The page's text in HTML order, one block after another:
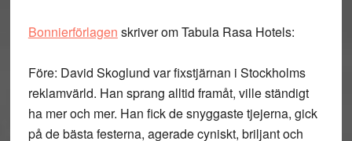
Bonnierförlagen skriver om Tabula Rasa Hotels:
Före: David Skoglund var fixstjärnan i Stockholms
reklamvärld. Han sprang alltid framåt, ville ständigt
ha mer och mer. Han fick de snyggaste tjejerna, gick
på de bästa festerna, agerade cyniskt, briljant och